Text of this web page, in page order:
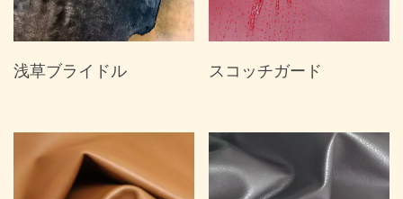
浅草ブライドル スコッチガード